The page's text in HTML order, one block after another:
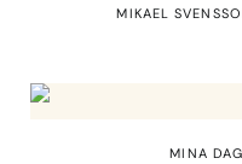
MIKAEL
MINA